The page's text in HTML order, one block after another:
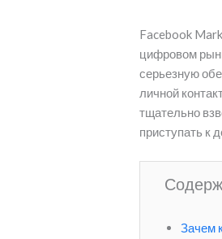
Facebook
цифровом
серьезную
личной
тщательно
приступать к
Зачем